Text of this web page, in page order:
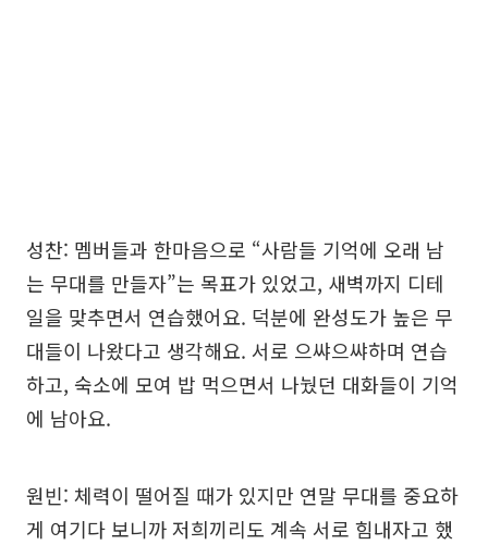
성찬: 멤버들과 한마음으로 “사람들 기억에 오래 남
는 무대를 만들자”는 목표가 있었고, 새벽까지 디테
일을 맞추면서 연습했어요. 덕분에 완성도가 높은 무
대들이 나왔다고 생각해요. 서로 으쌰으쌰하며 연습
하고, 숙소에 모여 밥 먹으면서 나눴던 대화들이 기억
에 남아요.
원빈: 체력이 떨어질 때가 있지만 연말 무대를 중요하
게 여기다 보니까 저희끼리도 계속 서로 힘내자고 했